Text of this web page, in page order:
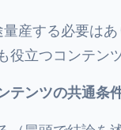
量産する必要は
立つコンテン
テンツの共通条